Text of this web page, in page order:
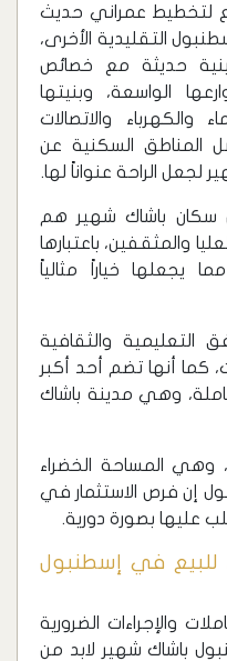
لتخطيط عمراني حديث
التقليدية الأخرى،
حديثة مع خصائص
الواسعة، وبنيتها
والكهرباء والاتصالات
السكنية عن
لجعل الراحة عنواناً لها.
بالذكر أن 60% من سكان باشاك شهير هم
والمثقفين، باعتبارها
يجعلها خياراً مثالياً
التعليمية والثقافية
كما أنها تضم أحد أكبر
وهي مدينة باشاك
المساحة الخضراء
إن فرص الاستثمار في
عليها بصورة دورية.
في إسطنبول
والإجراءات الضرورية
باشاك شهير لابد من